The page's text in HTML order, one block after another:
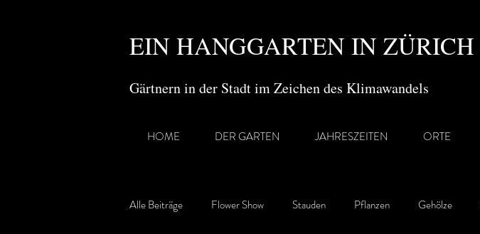
EIN HANGGARTEN IN ZÜRICH
Gärtnern in der Stadt im Zeichen des Klimawandels
HOME DER GARTEN JAHRESZEITEN ORTE
Alle Beiträge Flower Show Stauden Pflanzen Gehölze